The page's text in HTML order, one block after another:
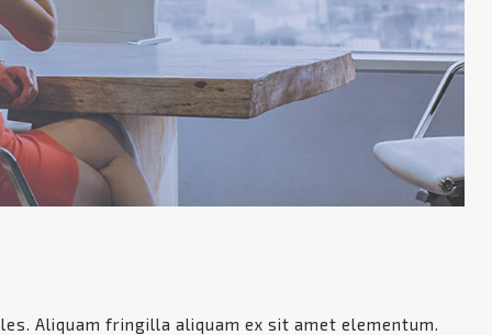
Aliquam fringilla aliquam ex sit amet elementum.